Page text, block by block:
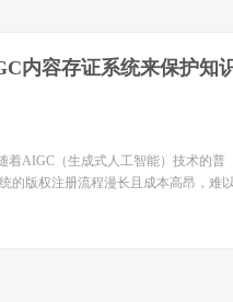
内容存证系统来保护知
着AIGC（生成式人工智能）技术的普
的版权注册流程漫长且成本高昂，难以